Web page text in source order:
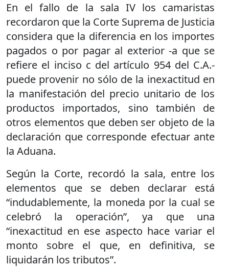
En el fallo de la sala IV los camaristas
recordaron que la Corte Suprema de Justicia
considera que la diferencia en los importes
pagados o por pagar al exterior -a que se
refiere el inciso c del artículo 954 del C.A.-
puede provenir no sólo de la inexactitud en
la manifestación del precio unitario de los
productos importados, sino también de
otros elementos que deben ser objeto de la
declaración que corresponde efectuar ante
la Aduana.
Según la Corte, recordó la sala, entre los
elementos que se deben declarar está
“indudablemente, la moneda por la cual se
celebró la operación”, ya que una
“inexactitud en ese aspecto hace variar el
monto sobre el que, en definitiva, se
liquidarán los tributos”.